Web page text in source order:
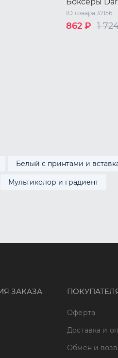
ID товара 37156
862 ₽ 1
Белый с принтами и
Мультиколор и градиент
ЗАКАЗА
Оферта
Доставка и
Обмен и